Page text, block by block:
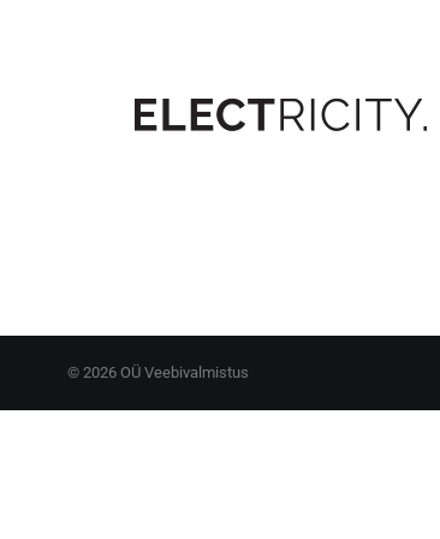
© 2026 OÜ Veebivalmistus